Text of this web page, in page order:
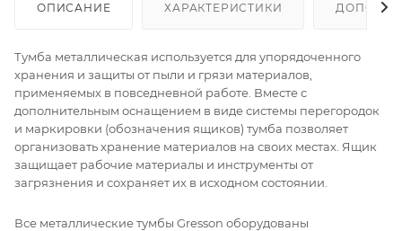
ОПИСАНИЕ ХАРАКТЕРИСТИКИ
Тумба металлическая используется для упорядоченного
хранения и защиты от пыли и грязи материалов,
применяемых в повседневной работе. Вместе с
дополнительным оснащением в виде системы перегородок
и маркировки (обозначения ящиков) тумба позволяет
организовать хранение материалов на своих местах. Ящик
защищает рабочие материалы и инструменты от
загрязнения и сохраняет их в исходном состоянии.
Все металлические тумбы Gresson оборудованы